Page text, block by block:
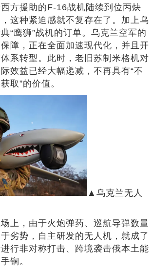
方援助的F-16战机陆续到位丙炔
这种紧迫感就不复存在了。加上乌
“鹰狮”战机的订单。乌克兰空军的
障，正在全面加速现代化，并且开
系转型。此时，老旧苏制米格机对
效益已经大幅递减，不再具有“不
取”的价值。
▲乌克兰无人
上，由于火炮弹药、巡航导弹数量
于劣势，自主研发的无人机，就成了
行非对称打击、跨境袭击俄本土能
锏。